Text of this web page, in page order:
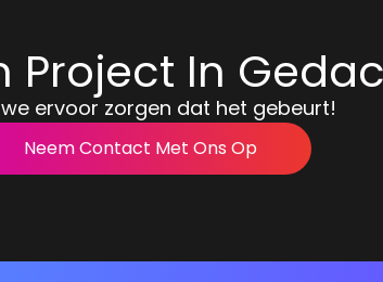
Project In
ervoor zorgen dat het gebeurt!
Neem Contact Met Ons Op